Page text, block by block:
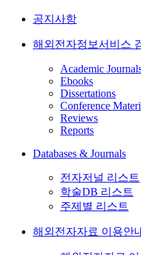
공지사항
해외전자정보서비스
Academic
Ebooks
Dissertations
Conference
Reviews
Reports
Databases & Journals
전자저널 리스트
학술DB 리스트
주제별 리스트
해외전자자료 이용안